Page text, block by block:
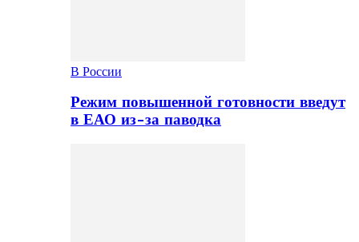
В России
Режим повышенной готовности введут
в ЕАО из-за паводка